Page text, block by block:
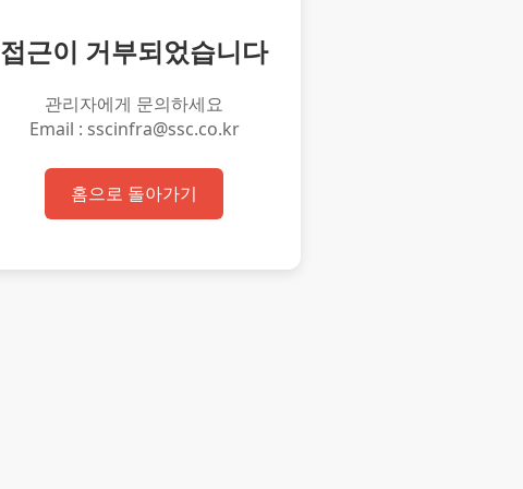
접근이 거부되었습니다
관리자에게 문의하세요
Email : sscinfra@ssc.co.kr
홈으로 돌아가기